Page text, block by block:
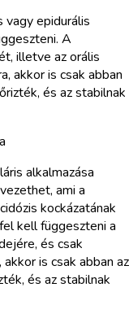
vagy epidurális
A
illetve az orális
akkor is csak abban
és az stabilnak
alkalmazása
ami a
kockázatának
kell függeszteni a
és csak
is csak abban az
és az stabilnak